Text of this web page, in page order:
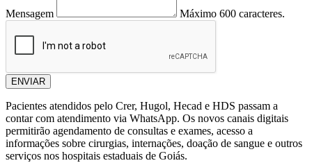
Mensagem Máximo 600 caracteres.
ENVIAR
Pacientes atendidos pelo Crer, Hugol, Hecad e HDS passam a
contar com atendimento via WhatsApp. Os novos canais digitais
permitirão agendamento de consultas e exames, acesso a
informações sobre cirurgias, internações, doação de sangue e outros
serviços nos hospitais estaduais de Goiás.